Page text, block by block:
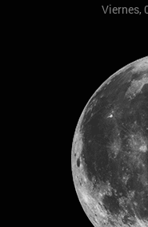
Viernes,